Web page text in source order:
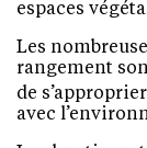
espaces
Les
rangement
de
avec